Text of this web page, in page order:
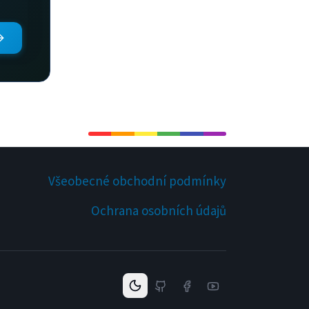
Všeobecné obchodní podmínky
Ochrana osobních údajů